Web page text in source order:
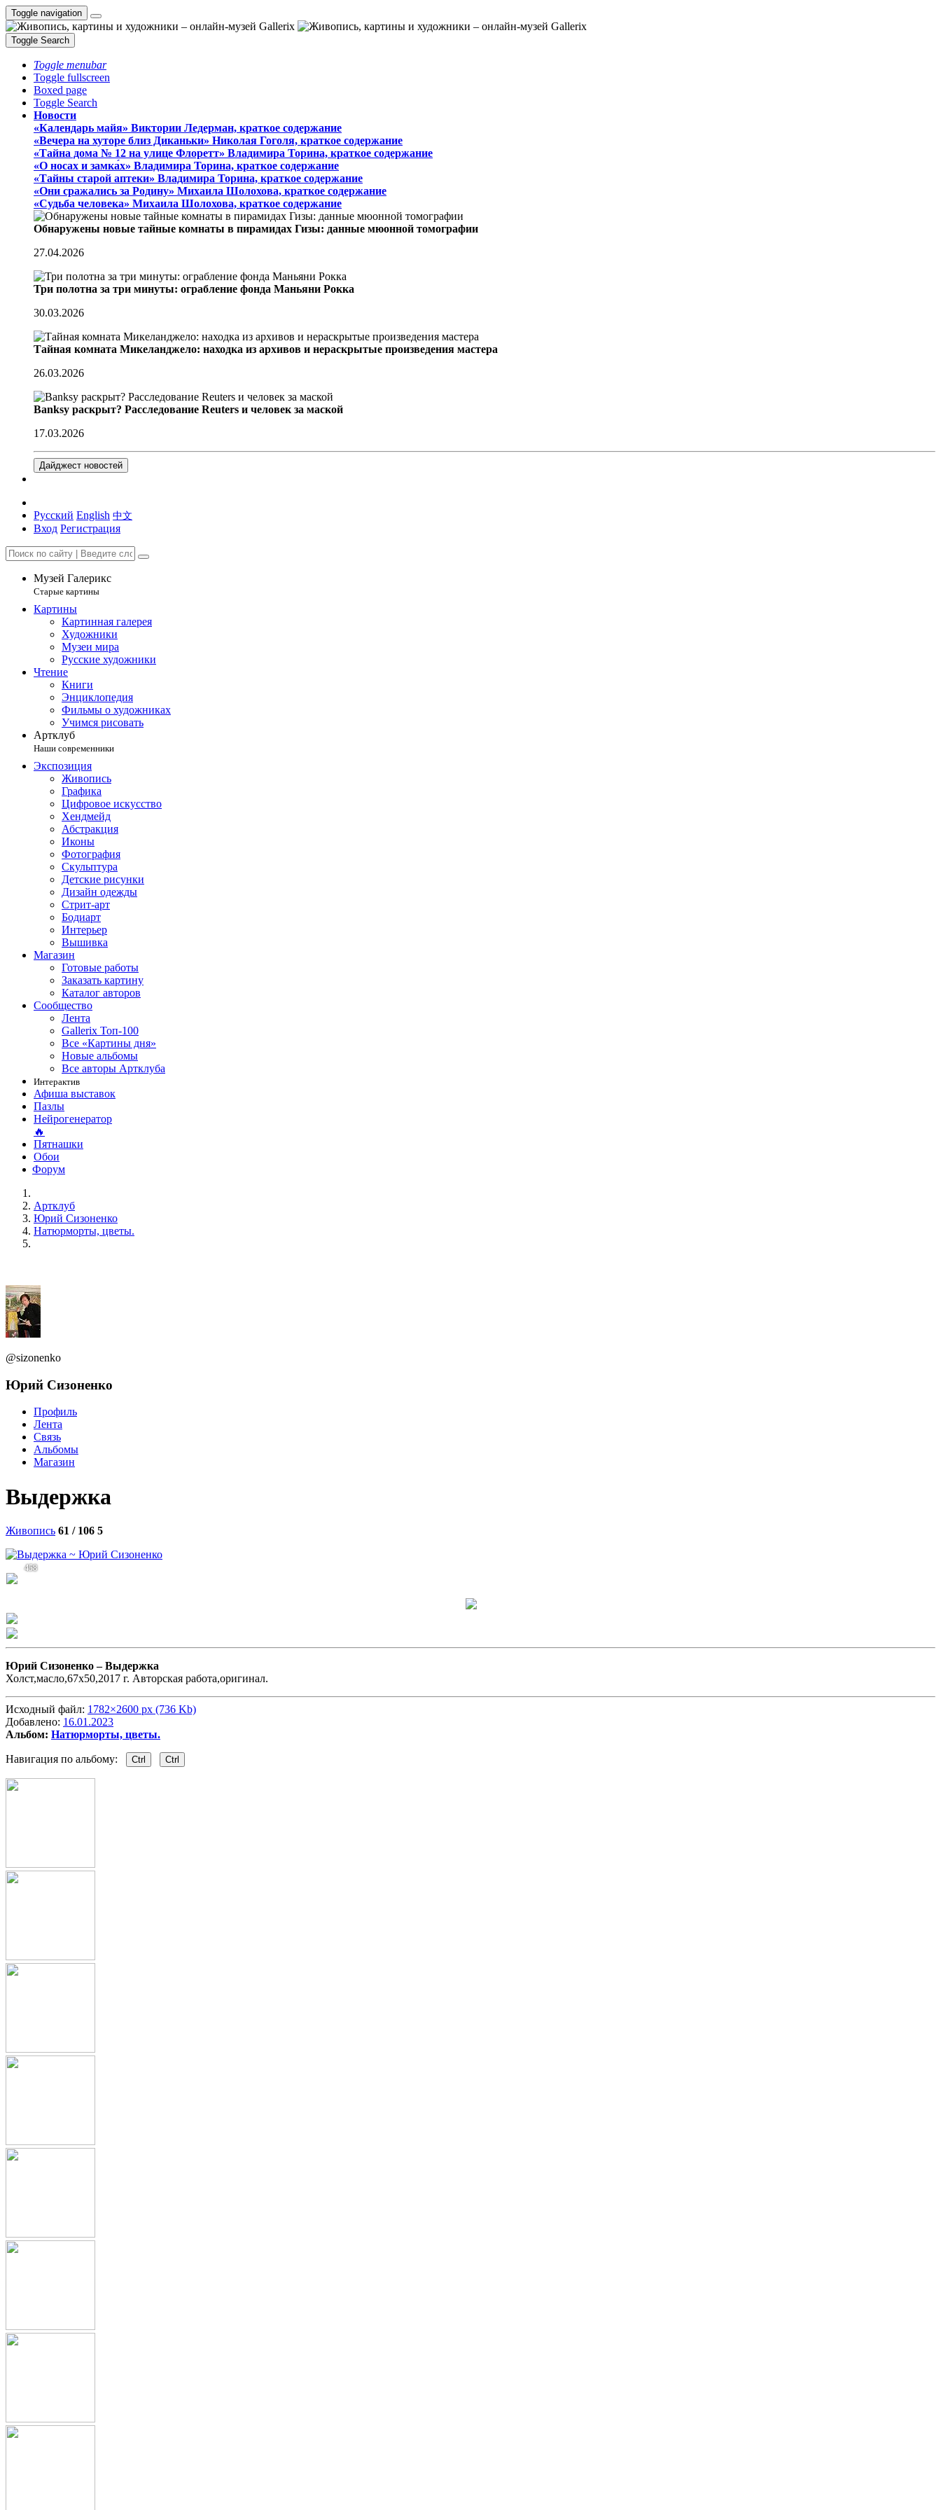
Toggle navigation
Toggle Search
Toggle menubar
Toggle fullscreen
Boxed page
Toggle Search
Новости
«Календарь майя» Виктории Ледерман, краткое содержание
«Вечера на хуторе близ Диканьки» Николая Гоголя, краткое содержание
«Тайна дома № 12 на улице Флоретт» Владимира Торина, краткое содержание
«О носах и замка́х» Владимира Торина, краткое содержание
«Тайны старой аптеки» Владимира Торина, краткое содержание
«Они сражались за Родину» Михаила Шолохова, краткое содержание
«Судьба человека» Михаила Шолохова, краткое содержание
Обнаружены новые тайные комнаты в пирамидах Гизы: данные мюонной томографии
27.04.2026
Три полотна за три минуты: ограбление фонда Маньяни Рокка
30.03.2026
Тайная комната Микеланджело: находка из архивов и нераскрытые произведения мастера
26.03.2026
Banksy раскрыт? Расследование Reuters и человек за маской
17.03.2026
Дайджест новостей
Русский English 中文
Вход Регистрация
Музей Галерикс
Старые картины
Картины
Картинная галерея
Художники
Музеи мира
Русские художники
Чтение
Книги
Энциклопедия
Фильмы о художниках
Учимся рисовать
Артклуб
Наши современники
Экспозиция
Живопись
Графика
Цифровое искусство
Хендмейд
Абстракция
Иконы
Фотография
Скульптура
Детские рисунки
Дизайн одежды
Стрит-арт
Бодиарт
Интерьер
Вышивка
Магазин
Готовые работы
Заказать картину
Каталог авторов
Сообщество
Лента
Gallerix Топ-100
Все «Картины дня»
Новые альбомы
Все авторы Артклуба
Интерактив
Афиша выставок
Пазлы
Нейрогенератор
🔥
Пятнашки
Обои
Форум
Артклуб
Юрий Сизоненко
Натюрморты, цветы.
@sizonenko
Юрий Сизоненко
Профиль
Лента
Связь
Альбомы
Магазин
Выдержка
Живопись 61 / 106 5
458
Юрий Сизоненко –Выдержка
Холст,масло,67х50,2017 г. Авторская работа,оригинал.
Исходный файл: 1782×2600 px (736 Kb)
Добавлено: 16.01.2023
Альбом: Натюрморты, цветы.
Навигация по альбому: Ctrl Ctrl